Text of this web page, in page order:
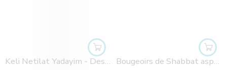
Keli Netilat Yadayim - Design bicolore doré Bougeoirs de Shabbat aspect martelé argent/bleu